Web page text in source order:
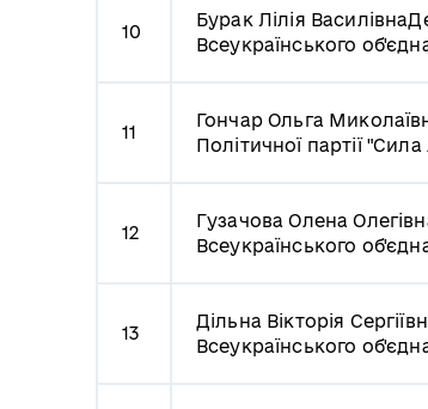
10
Бурак Лілія Василівна
Всеукраїнського
11
Гончар Ольга
Політичної партії
12
Гузачова Олена
Всеукраїнського
13
Дільна Вікторія
Всеукраїнського